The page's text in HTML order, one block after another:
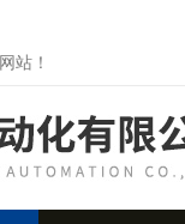
站！